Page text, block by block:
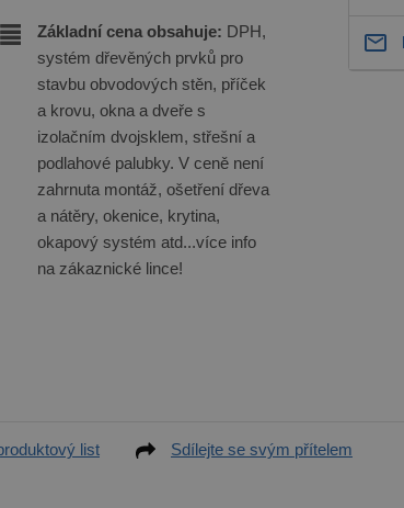
Základní cena obsahuje: DPH,
systém dřevěných prvků pro
stavbu obvodových stěn, příček
a krovu, okna a dveře s
izolačním dvojsklem, střešní a
podlahové palubky. V ceně není
zahrnuta montáž, ošetření dřeva
a nátěry, okenice, krytina,
okapový systém atd...více info
na zákaznické lince!
list Sdílejte se svým přítelem